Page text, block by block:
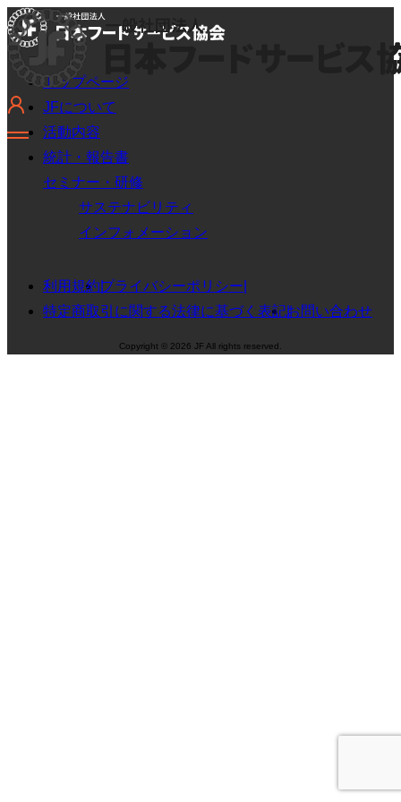
トップページ
JFについて
活動内容
統計・報告書
セミナー・研修
サステナビリティ
インフォメーション
利用規約プライバシーポリシー
特定商取引に関する法律に基づく表記お問い合わせ
Copyright © 2026 JF All rights reserved.